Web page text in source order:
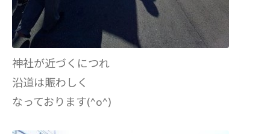
神社が近づくにつれ
沿道は賑わしく
なっております(^o^)